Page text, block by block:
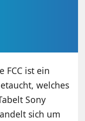
FCC ist ein
welches
Sony
sich um